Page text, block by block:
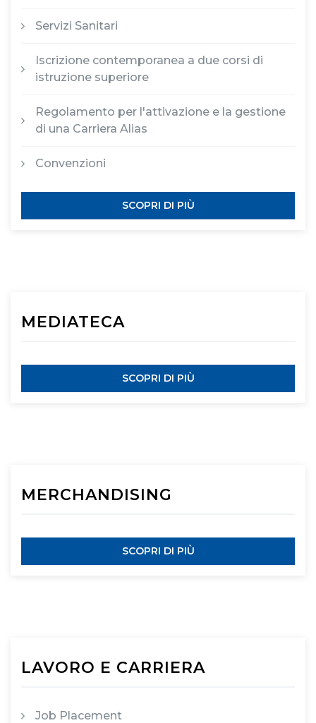
Servizi Sanitari
Iscrizione contemporanea a due corsi di
istruzione superiore
Regolamento per l'attivazione e la gestione
di una Carriera Alias
Convenzioni
SCOPRI DI PIÙ
MEDIATECA
SCOPRI DI PIÙ
MERCHANDISING
SCOPRI DI PIÙ
LAVORO E CARRIERA
Job Placement